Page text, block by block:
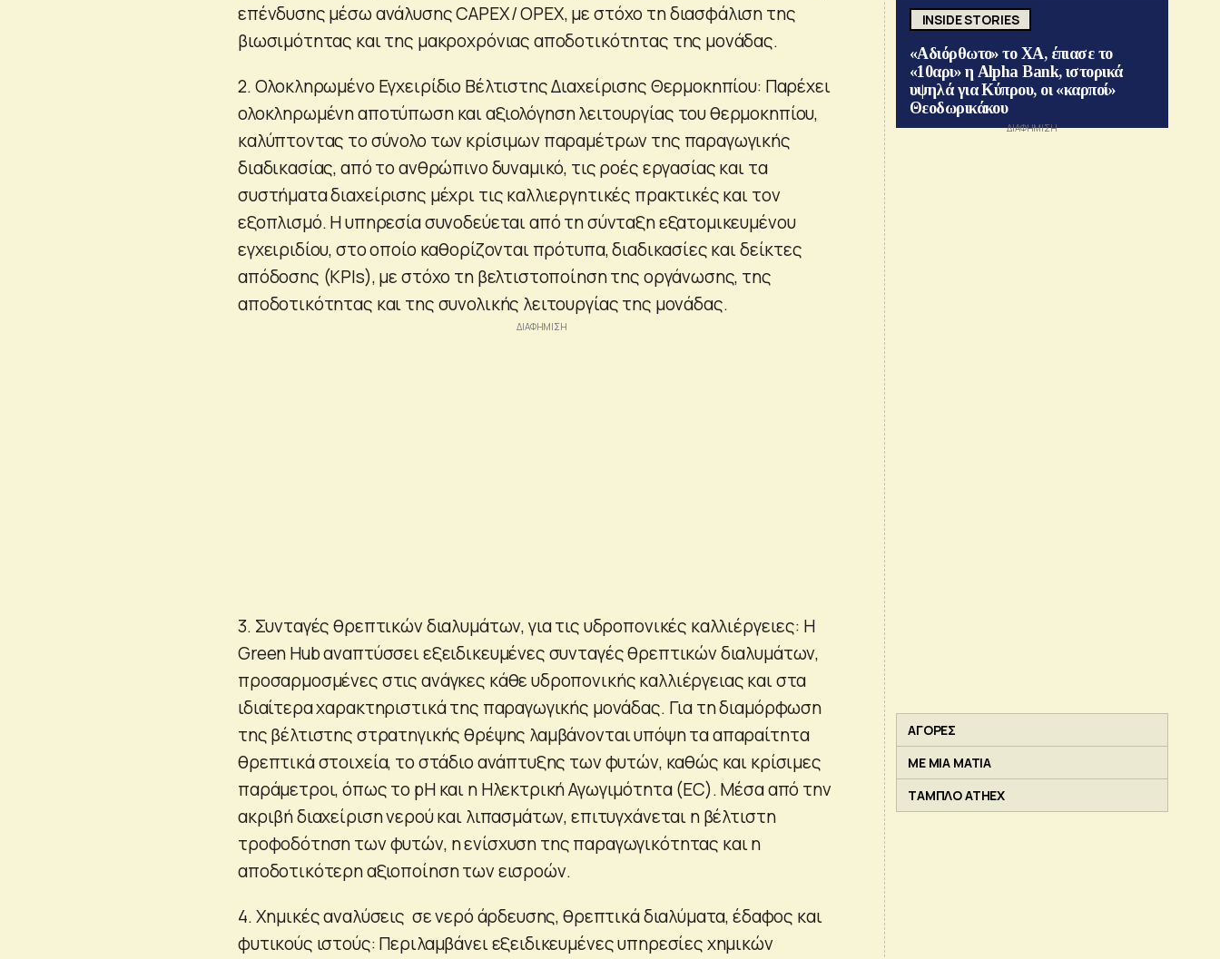
επένδυσης μέσω ανάλυσης CAPEX/ OPEX, με στόχο τη διασφάλιση της
βιωσιμότητας και της μακροχρόνιας αποδοτικότητας της μονάδας.
2. Ολοκληρωμένο Εγχειρίδιο Βέλτιστης Διαχείρισης Θερμοκηπίου: Παρέχει
ολοκληρωμένη αποτύπωση και αξιολόγηση λειτουργίας του θερμοκηπίου,
καλύπτοντας το σύνολο των κρίσιμων παραμέτρων της παραγωγικής
διαδικασίας, από το ανθρώπινο δυναμικό, τις ροές εργασίας και τα
συστήματα διαχείρισης μέχρι τις καλλιεργητικές πρακτικές και τον
εξοπλισμό. Η υπηρεσία συνοδεύεται από τη σύνταξη εξατομικευμένου
εγχειριδίου, στο οποίο καθορίζονται πρότυπα, διαδικασίες και δείκτες
απόδοσης (KPIs), με στόχο τη βελτιστοποίηση της οργάνωσης, της
αποδοτικότητας και της συνολικής λειτουργίας της μονάδας.
3. Συνταγές θρεπτικών διαλυμάτων, για τις υδροπονικές καλλιέργειες: Η
Green Hub αναπτύσσει εξειδικευμένες συνταγές θρεπτικών διαλυμάτων,
προσαρμοσμένες στις ανάγκες κάθε υδροπονικής καλλιέργειας και στα
ιδιαίτερα χαρακτηριστικά της παραγωγικής μονάδας. Για τη διαμόρφωση
της βέλτιστης στρατηγικής θρέψης λαμβάνονται υπόψη τα απαραίτητα
θρεπτικά στοιχεία, το στάδιο ανάπτυξης των φυτών, καθώς και κρίσιμες
παράμετροι, όπως το pH και η Ηλεκτρική Αγωγιμότητα (EC). Μέσα από την
ακριβή διαχείριση νερού και λιπασμάτων, επιτυγχάνεται η βέλτιστη
τροφοδότηση των φυτών, η ενίσχυση της παραγωγικότητας και η
αποδοτικότερη αξιοποίηση των εισροών.
4. Χημικές αναλύσεις σε νερό άρδευσης, θρεπτικά διαλύματα, έδαφος και
φυτικούς ιστούς: Περιλαμβάνει εξειδικευμένες υπηρεσίες χημικών
INSIDE STORIES
«Αδιόρθωτο» το ΧΑ, έπιασε το
«10αρι» η Alpha Bank, ιστορικά
υψηλά για Κύπρου, οι «καρποί»
Θεοδωρικάκου
ΑΓΟΡΕΣ
ΜΕ ΜΙΑ ΜΑΤΙΑ
ΤΑΜΠΛΟ ATHEX